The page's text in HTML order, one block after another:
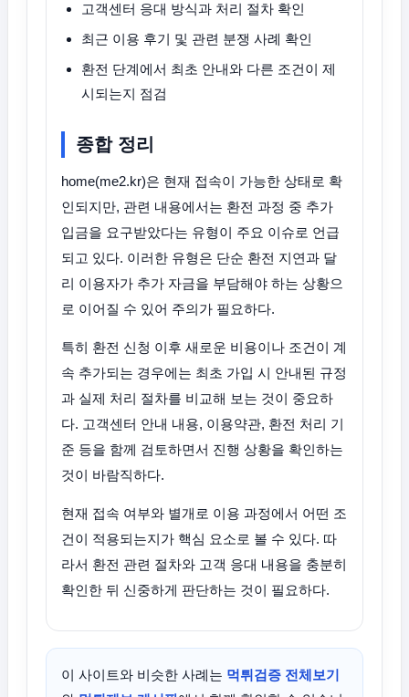
고객센터 응대 방식과 처리 절차 확인
최근 이용 후기 및 관련 분쟁 사례 확인
환전 단계에서 최초 안내와 다른 조건이 제
시되는지 점검
종합 정리
home(me2.kr)은 현재 접속이 가능한 상태로 확
인되지만, 관련 내용에서는 환전 과정 중 추가
입금을 요구받았다는 유형이 주요 이슈로 언급
되고 있다. 이러한 유형은 단순 환전 지연과 달
리 이용자가 추가 자금을 부담해야 하는 상황으
로 이어질 수 있어 주의가 필요하다.
특히 환전 신청 이후 새로운 비용이나 조건이 계
속 추가되는 경우에는 최초 가입 시 안내된 규정
과 실제 처리 절차를 비교해 보는 것이 중요하
다. 고객센터 안내 내용, 이용약관, 환전 처리 기
준 등을 함께 검토하면서 진행 상황을 확인하는
것이 바람직하다.
현재 접속 여부와 별개로 이용 과정에서 어떤 조
건이 적용되는지가 핵심 요소로 볼 수 있다. 따
라서 환전 관련 절차와 고객 응대 내용을 충분히
확인한 뒤 신중하게 판단하는 것이 필요하다.
이 사이트와 비슷한 사례는 먹튀검증 전체보기